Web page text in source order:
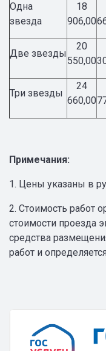
Одна
звезда
18
906,00
Две звезды
20
550,00
Три звезды
24
660,00
Примечания:
1. Цены указаны в
2. Стоимость работ
стоимости проезда
средства
работ и